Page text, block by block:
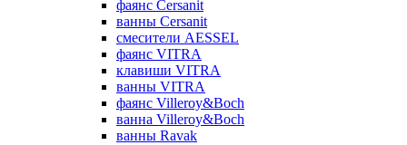
фаянс Cersanit
ванны Cersanit
смесители AESSEL
фаянс VITRA
клавиши VITRA
ванны VITRA
фаянс Villeroy&Boch
ванна Villeroy&Boch
ванны Ravak